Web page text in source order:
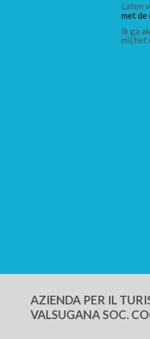
Laten
met de
Ik ga
mij het
AZIENDA PER IL
VALSUGANA SOC.